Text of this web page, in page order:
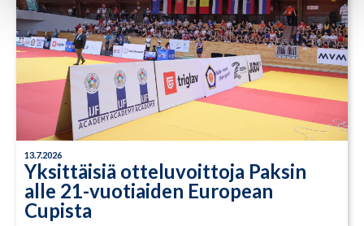
13.7.2026
Yksittäisiä otteluvoittoja Paksin
alle 21-vuotiaiden European
Cupista